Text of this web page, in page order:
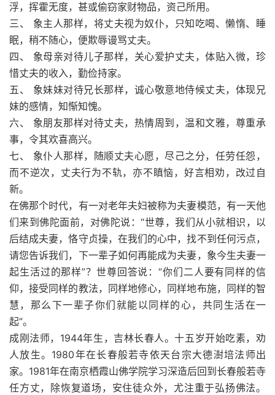
浮，挥霍无度，甚或偷窃家财物品，资己所用。
三、 象主人那样，将丈夫视为奴仆，只知吃喝、懒惰、睡
眠，稍不随心，便欺辱谩骂丈夫。
四、 象母亲对待儿子那样，关心爱护丈夫，体贴入微，珍
惜丈夫的收入，勤俭持家。
五、 象妹妹对待兄长那样，诚心敬意地侍候丈夫，体现兄
妹的感情，知惭知愧。
六、 象朋友那样对待丈夫，热情周到，温和文雅，尊重承
事，令其欢喜高兴。
七、 象仆人那样，随顺丈夫心愿，尽己之分，任劳任怨，
而不逆次，丈夫行为不轨，亦不瞋恼，好言相劝，改过自
新。
在佛那个时代，有一对老年夫妇被称为夫妻模范，有一天他
们来到佛陀面前，对佛陀说：“世尊，我们从小就相识，以
后结成夫妻，恪守贞操，在我们的心中，找不到任何污点，
请您告诉我们，下一辈子如何再能成为夫妻，象今生夫妻一
起生活过的那样”？世尊回答说：“你们二人要有同样的信
仰，接受同样的教法，同样地修心，同样地布施，同样的智
慧，那么下一辈子你们就能以同样的心，共同生活在一
起”。
成刚法师，1944年生，吉林长春人。十五岁开始吃素，劝
人放生。1980年在长春般若寺依天台宗大德澍培法师出
家。1981年在南京栖霞山佛学院学习深造后回到长春般若寺
任方丈，除恢复道场，安住徒众外，尤注重于弘扬佛法。